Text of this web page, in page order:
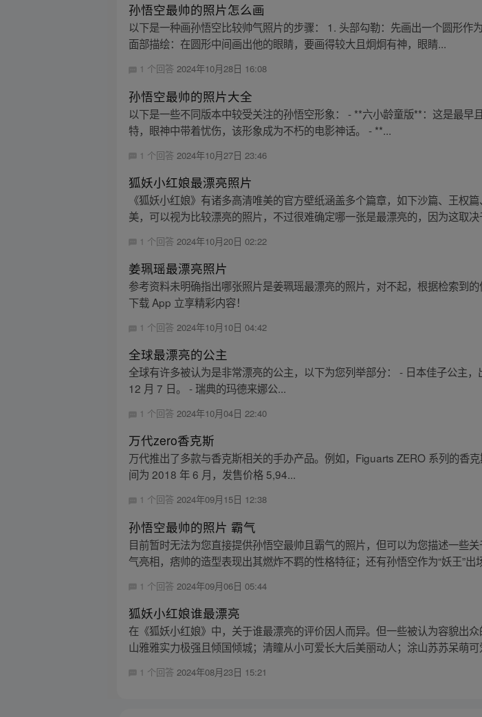
孙悟空最帅的照片怎么画
以下是一种画孙悟空比较帅气照片的步骤： 1. 头部勾勒：先画出一个圆形
面部描绘：在圆形中间画出他的眼睛，要画得较大且炯炯有神，眼睛...
1 个回答2024年10月28日 16:08
孙悟空最帅的照片大全
以下是一些不同版本中较受关注的孙悟空形象： - **六小龄童版**：这是最
特，眼神中带着忧伤，该形象成为不朽的电影神话。 - **...
1 个回答 2024年10月27日 23:46
狐妖小红娘最漂亮照片
《狐妖小红娘》有诸多高清唯美的官方壁纸涵盖多个篇章，如下沙篇、王权
美，可以视为比较漂亮的照片，不过很难确定哪一张是最漂亮的，因为这取决
1 个回答 2024年10月20日 02:22
姜珮瑶最漂亮照片
参考资料未明确指出哪张照片是姜珮瑶最漂亮的照片，对不起，根据检索到
下载 App 立享精彩内容！
1 个回答2024年10月10日 04:42
全球最漂亮的公主
全球有许多被认为是非常漂亮的公主，以下为您列举部分： - 日本佳子公主
12 月 7 日。 - 瑞典的玛德来娜公...
1 个回答2024年10月04日 22:40
万代zero香克斯
万代推出了多款与香克斯相关的手办产品。例如，Figuarts ZERO 系列的香
间为 2018 年 6 月，发售价格 5,94...
1 个回答2024年09月15日 12:38
孙悟空最帅的照片 霸气
目前暂时无法为您直接提供孙悟空最帅且霸气的照片，但可以为您描述一些
气亮相，痞帅的造型表现出其燃炸不羁的性格特征；还有孙悟空作为“妖王”出
1 个回答 2024年09月06日 05:44
狐妖小红娘谁最漂亮
在《狐妖小红娘》中，关于谁最漂亮的评价因人而异。但一些被认为容貌出
山雅雅实力极强且倾国倾城；清瞳从小可爱长大后美丽动人；涂山苏苏呆萌可
1 个回答 2024年08月23日 15:21